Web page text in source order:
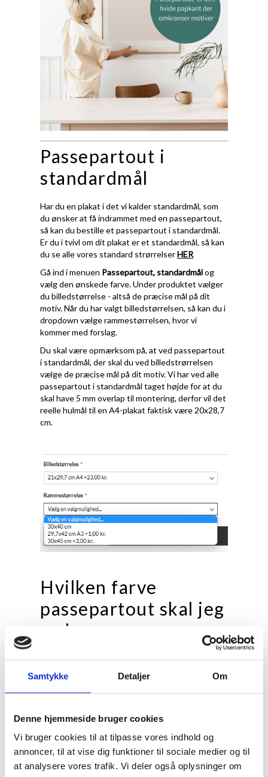
Samtykke Detaljer Om
Denne hjemmeside bruger cookies
Vi bruger cookies til at tilpasse vores indhold og
annoncer, til at vise dig funktioner til sociale medier og til
at analysere vores trafik. Vi deler også oplysninger om
Passepartout i
standardmål
Har du en plakat i det vi kalder standardmål, som
du ønsker at få indrammet med en passepartout,
så kan du bestille et passepartout i standardmål.
Er du i tvivl om dit plakat er et standardmål, så kan
du se alle vores standard strørrelserHER
Gå ind i menuen Passepartout, standardmålog
vælg den ønskede farve. Under produktet vælger
du billedstørrelse - altså de præcise mål på dit
motiv. Når du har valgt billedstørrelsen, så kan du i
dropdown vælge rammestørrelsen, hvor vi
kommer med forslag.
Du skal være opmærksom på, at ved passepartout
i standardmål, der skal du ved billedstrørrelsen
vælge de præcise mål på dit motiv. Vi har ved alle
passepartout i standardmål taget højde for at du
skal have 5 mm overlap til montering, derfor vil det
reelle hulmål til en A4-plakat faktisk være 20x28,7
cm.
Hvilken farve
passepartout skal jeg
vælge
Hver farve har sine styrker og svagheder. Se her,
hvad der passer til lige dit motiv:
Forsiden af passepartout'en er varm hvid, hvilket
såsom eksempelvis kunsttryk, der typisk har
varme og relativt afdæmpede farver.
Farvebilleder generelt, sepia / bruntonede farve-